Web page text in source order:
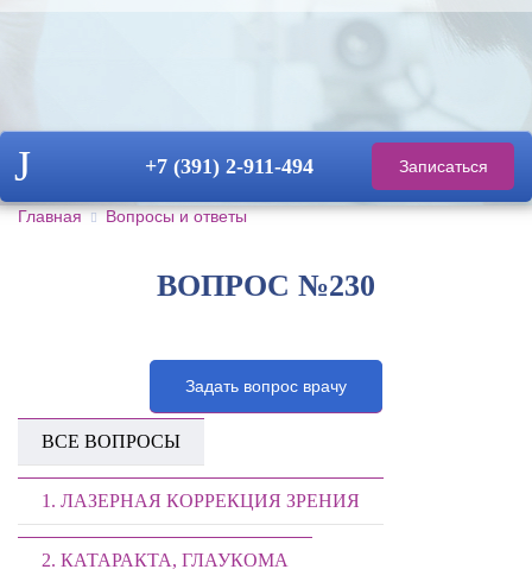
+7 (391) 2-911-494 Записаться
на прием
Главная Вопросы и ответы
ВОПРОС №230
Задать вопрос врачу
ВСЕ ВОПРОСЫ
1. ЛАЗЕРНАЯ КОРРЕКЦИЯ ЗРЕНИЯ
2. КАТАРАКТА, ГЛАУКОМА